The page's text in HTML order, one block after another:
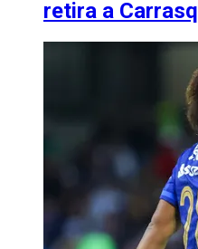
retira a